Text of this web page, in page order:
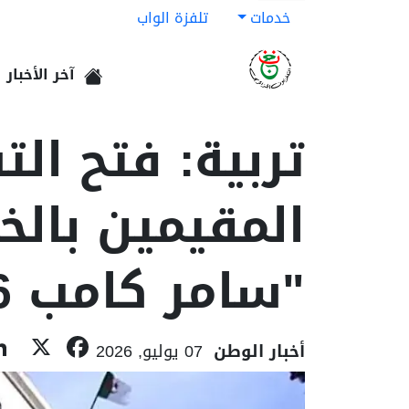
خدمات تلفزة الواب
آخر الأخبار
تربية: فتح
المقيمين
"سامر كامب 2026"
أخبار الوطن 07 يوليو, 2026